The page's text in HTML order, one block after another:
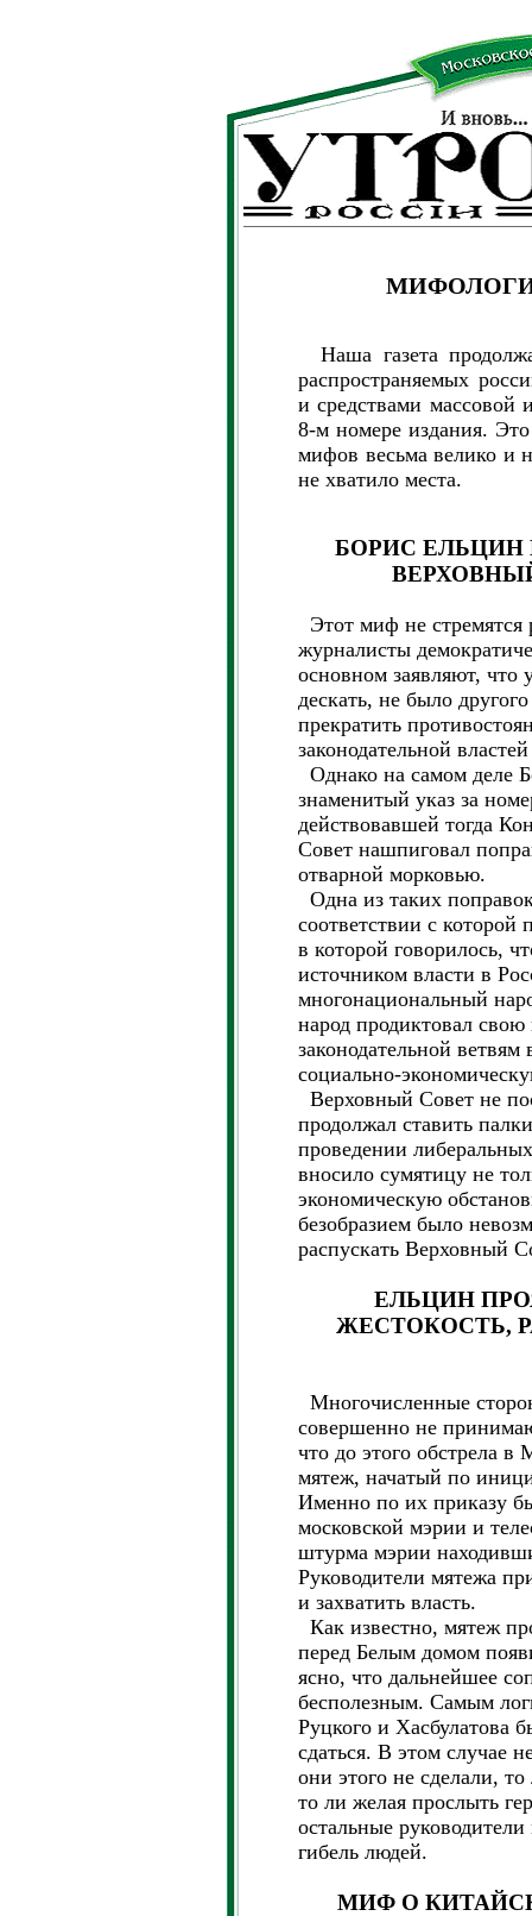
Наша газета
распространяемых
и средствами массовой
8-м номере издания. Это
мифов весьма велико и
не хватило места.
БОРИС ЕЛЬЦИН
Этот миф не стремятся
журналисты
основном заявляют, что
дескать, не было
прекратить
законодательной
Однако на самом деле
знаменитый указ за
действовавшей тогда
Совет нашпиговал
отварной морковью.
Одна из таких
соответствии с которой
в которой говорилось,
источником власти в
многонациональный
народ продиктовал
законодательной
социально-
Верховный Совет не
продолжал ставить
проведении
вносило сумятицу не
экономическую
безобразием было
распускать Верховный
ЕЛЬЦИН
ЖЕСТОКОСТЬ,
Многочисленные
совершенно не
что до этого обстрела
мятеж, начатый по
Именно по их приказу
московской мэрии и
штурма мэрии
Руководители мятежа
и захватить власть.
Как известно, мятеж
перед Белым домом
ясно, что дальнейшее
бесполезным. Самым
Руцкого и Хасбулатова
сдаться. В этом случае
они этого не сделали,
то ли желая прослыть
остальные руководители
гибель людей.
МИФ О